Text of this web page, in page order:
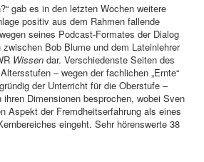
gab es in den letzten Wochen weitere
positiv aus dem Rahmen fallende
seines Podcast-Formates der Dialog
Bob Blume und dem Lateinlehrer
Wissen dar. Verschiedenste Seiten des
– wegen der fachlichen „Ernte“
der Unterricht für die Oberstufe –
Dimensionen besprochen, wobei Sven
Aspekt der Fremdheitserfahrung als eines
eingeht. Sehr hörenswerte 38